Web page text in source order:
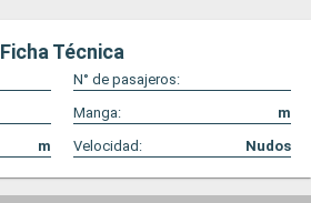
Ficha Técnica
N° de pasajeros:
Manga:
m
m Velocidad: Nudos